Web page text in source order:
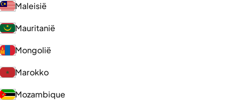
Maleisië
Mauritanië
Mongolië
Marokko
Mozambique